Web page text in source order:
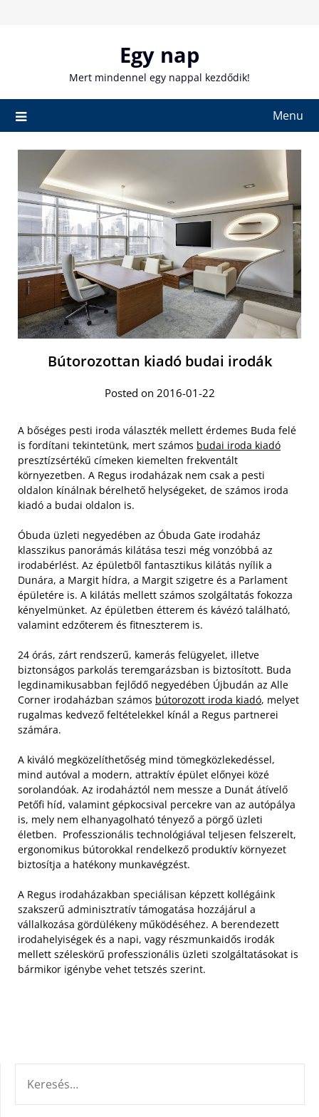
Egy nap
Mert mindennel egy nappal kezdődik!
Menu
Bútorozottan kiadó budai irodák
Posted on 2016-01-22
A bőséges pesti iroda választék mellett érdemes Buda felé
is fordítani tekintetünk, mert számos budai iroda kiadó
presztízsértékű címeken kiemelten frekventált
környezetben. A Regus irodaházak nem csak a pesti
oldalon kínálnak bérelhető helységeket, de számos iroda
kiadó a budai oldalon is.
Óbuda üzleti negyedében az Óbuda Gate irodaház
klasszikus panorámás kilátása teszi még vonzóbbá az
irodabérlést. Az épületből fantasztikus kilátás nyílik a
Dunára, a Margit hídra, a Margit szigetre és a Parlament
épületére is. A kilátás mellett számos szolgáltatás fokozza
kényelmünket. Az épületben étterem és kávézó található,
valamint edzőterem és fitneszterem is.
24 órás, zárt rendszerű, kamerás felügyelet, illetve
biztonságos parkolás teremgarázsban is biztosított. Buda
legdinamikusabban fejlődő negyedében Újbudán az Alle
Corner irodaházban számos bútorozott iroda kiadó, melyet
rugalmas kedvező feltételekkel kínál a Regus partnerei
számára.
A kiváló megközelíthetőség mind tömegközlekedéssel,
mind autóval a modern, attraktív épület előnyei közé
sorolandóak. Az irodaháztól nem messze a Dunát átívelő
Petőfi híd, valamint gépkocsival percekre van az autópálya
is, mely nem elhanyagolható tényező a pörgő üzleti
életben. Professzionális technológiával teljesen felszerelt,
ergonomikus bútorokkal rendelkező produktív környezet
biztosítja a hatékony munkavégzést.
A Regus irodaházakban speciálisan képzett kollégáink
szakszerű adminisztratív támogatása hozzájárul a
vállalkozása gördülékeny működéséhez. A berendezett
irodahelyiségek és a napi, vagy részmunkaidős irodák
mellett széleskörű professzionális üzleti szolgáltatásokat is
bármikor igénybe vehet tetszés szerint.